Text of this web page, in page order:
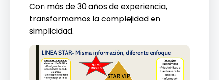
Con más de 30 años de experiencia,
transformamos la complejidad en
simplicidad.